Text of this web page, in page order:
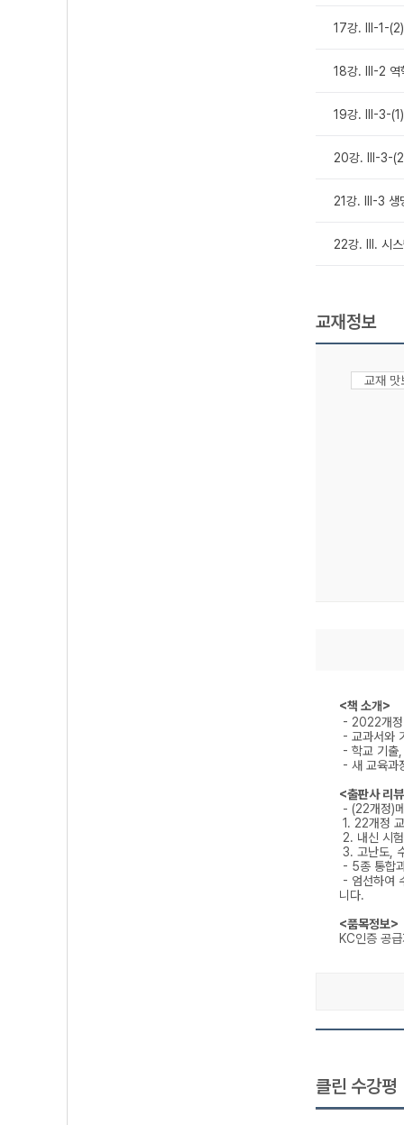
17강. Ⅲ-1-
18강. Ⅲ-2 역
19강. Ⅲ-3-
20강. Ⅲ-3-
21강. Ⅲ-3 생
22강. Ⅲ. 시
교재정보
교재
<책 소개>
- 2022개정
- 교과서와
- 학교 기출
- 새 교육과
<출판사 리
- (22개정)
1. 22개정
2. 내신 시
3. 고난도,
- 5종 통합
- 엄선하여
니다.
<품목정보>
KC인증 공
클린 수강평